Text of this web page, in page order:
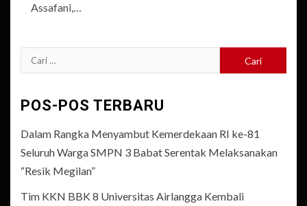
Assafani,…
Cari
untuk:
POS-POS TERBARU
Dalam Rangka Menyambut Kemerdekaan RI ke-81
Seluruh Warga SMPN 3 Babat Serentak Melaksanakan
“Resik Megilan”
Tim KKN BBK 8 Universitas Airlangga Kembali